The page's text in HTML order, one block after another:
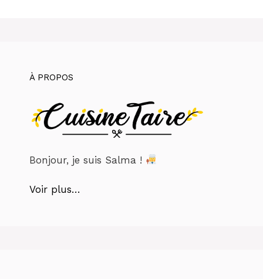
À PROPOS
Bonjour, je suis Salma !
Voir plus…